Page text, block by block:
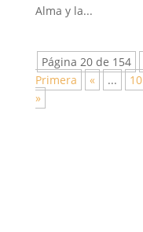
Alma y la...
Página 20 de 154
Primera
« ... 10
»